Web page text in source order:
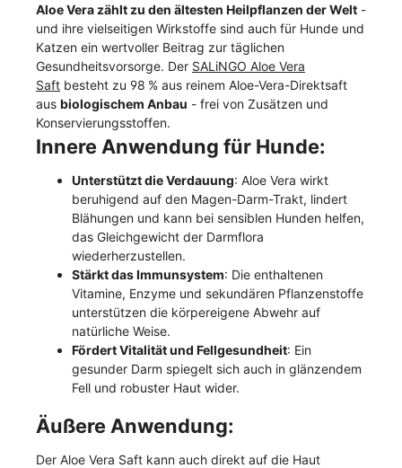
Aloe Vera zählt zu den ältesten Heilpflanzen der Welt -
und ihre vielseitigen Wirkstoffe sind auch für Hunde und
Katzen ein wertvoller Beitrag zur täglichen
Gesundheitsvorsorge. Der SALiNGO Aloe Vera
Saft besteht zu 98 % aus reinem Aloe-Vera-Direktsaft
aus biologischem Anbau - frei von Zusätzen und
Konservierungsstoffen.
Innere Anwendung für Hunde:
Unterstützt die Verdauung: Aloe Vera wirkt
beruhigend auf den Magen-Darm-Trakt, lindert
Blähungen und kann bei sensiblen Hunden helfen,
das Gleichgewicht der Darmflora
wiederherzustellen.
Stärkt das Immunsystem: Die enthaltenen
Vitamine, Enzyme und sekundären Pflanzenstoffe
unterstützen die körpereigene Abwehr auf
natürliche Weise.
Fördert Vitalität und Fellgesundheit: Ein
gesunder Darm spiegelt sich auch in glänzendem
Fell und robuster Haut wider.
Äußere Anwendung:
Der Aloe Vera Saft kann auch direkt auf die Haut